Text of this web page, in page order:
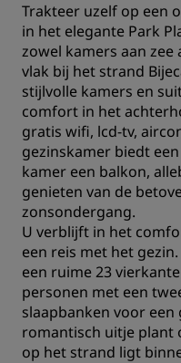
Trakteer uzelf op een
in het elegante Park
zowel kamers aan
vlak bij het strand
stijlvolle kamers en
comfort in het
gratis wifi, lcd-tv,
gezinskamer biedt
kamer een balkon,
genieten van de
zonsondergang.
U verblijft in het
een reis met het
een ruime 23
personen met een
slaapbanken voor
romantisch uitje plant
op het strand ligt